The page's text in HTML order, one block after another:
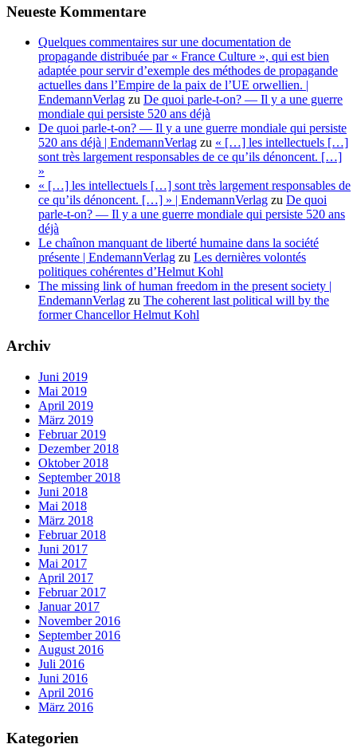
Neueste Kommentare
Quelques commentaires sur une documentation de
propagande distribuée par « France Culture », qui est bien
adaptée pour servir d’exemple des méthodes de propagande
actuelles dans l’Empire de la paix de l’UE orwellien. |
EndemannVerlag zu De quoi parle-t-on? — Il y a une guerre
mondiale qui persiste 520 ans déjà
De quoi parle-t-on? — Il y a une guerre mondiale qui persiste
520 ans déjà | EndemannVerlag zu « […] les intellectuels […]
sont très largement responsables de ce qu’ils dénoncent. […]
»
« […] les intellectuels […] sont très largement responsables de
ce qu’ils dénoncent. […] » | EndemannVerlag zu De quoi
parle-t-on? — Il y a une guerre mondiale qui persiste 520 ans
déjà
Le chaînon manquant de liberté humaine dans la société
présente | EndemannVerlag zu Les dernières volontés
politiques cohérentes d’Helmut Kohl
The missing link of human freedom in the present society |
EndemannVerlag zu The coherent last political will by the
former Chancellor Helmut Kohl
Archiv
Juni 2019
Mai 2019
April 2019
März 2019
Februar 2019
Dezember 2018
Oktober 2018
September 2018
Juni 2018
Mai 2018
März 2018
Februar 2018
Juni 2017
Mai 2017
April 2017
Februar 2017
Januar 2017
November 2016
September 2016
August 2016
Juli 2016
Juni 2016
April 2016
März 2016
Kategorien